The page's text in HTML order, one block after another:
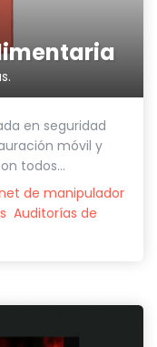
en seguridad
móvil y
todos...
de manipulador
Auditorías de